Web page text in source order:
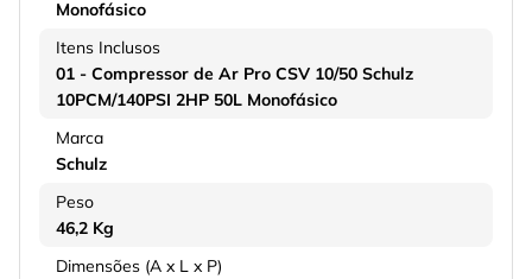
Monofásico
Itens Inclusos
01 - Compressor de Ar Pro CSV 10/50 Schulz
10PCM/140PSI 2HP 50L Monofásico
Marca
Schulz
Peso
46,2 Kg
Dimensões (A x L x P)